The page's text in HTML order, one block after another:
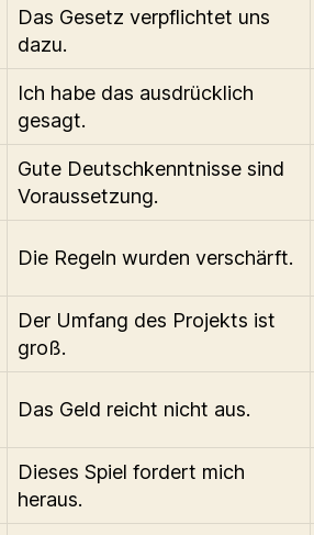
Das Gesetz verpflichtet uns
dazu.
Ich habe das ausdrücklich
gesagt.
Gute Deutschkenntnisse sind
Voraussetzung.
Die Regeln wurden verschärft.
Der Umfang des Projekts ist
groß.
Das Geld reicht nicht aus.
Dieses Spiel fordert mich
heraus.